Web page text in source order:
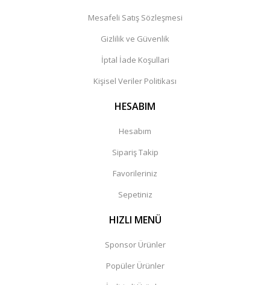
Mesafeli Satış Sözleşmesi
Gizlilik ve Güvenlik
İptal İade Koşullari
Kişisel Veriler Politikası
HESABIM
Hesabım
Sipariş Takip
Favorileriniz
Sepetiniz
HIZLI MENÜ
Sponsor Ürünler
Popüler Ürünler